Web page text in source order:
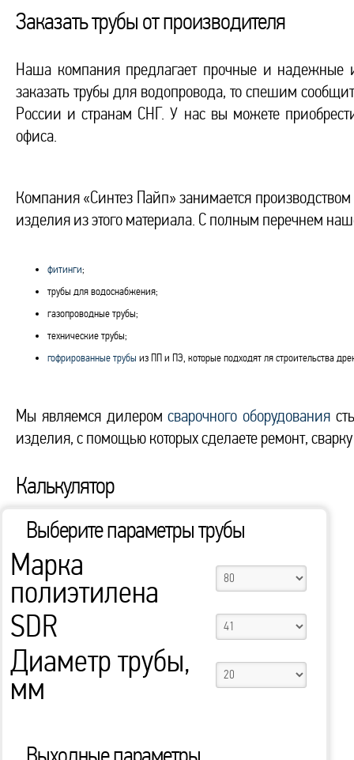
Заказать трубы от производителя
Наша компания предлагает прочные и надежные
заказать трубы для водопровода, то спешим
России и странам СНГ. У нас вы можете
офиса.
Компания «Синтез Пайп» занимается
изделия из этого материала. С полным перечнем
фитинги;
трубы для водоснабжения;
газопроводные трубы;
технические трубы;
гофрированные трубы из ПП и ПЭ, которые подходят ля строительства
Мы являемся дилеромсварочного оборудования
изделия, с помощью которых сделаете ремонт,
Калькулятор
Выберите параметры трубы
Марка
полиэтилена
SDR
Диаметр трубы,
мм